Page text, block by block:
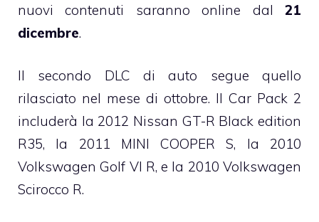
nuovi contenuti saranno online dal 21
dicembre.
Il secondo DLC di auto segue quello
rilasciato nel mese di ottobre. Il Car Pack 2
includerà la 2012 Nissan GT-R Black edition
R35, la 2011 MINI COOPER S, la 2010
Volkswagen Golf VI R, e la 2010 Volkswagen
Scirocco R.